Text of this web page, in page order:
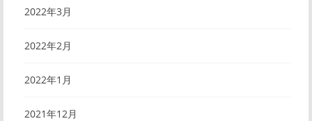
2022年3月
2022年2月
2022年1月
2021年12月